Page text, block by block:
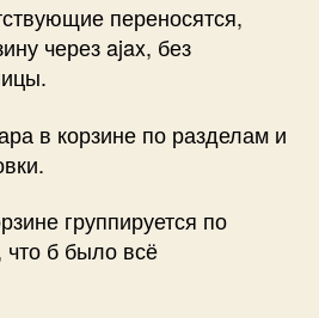
переносятся,
через ajax, без
в корзине по разделам и
группируется по
что б было всё